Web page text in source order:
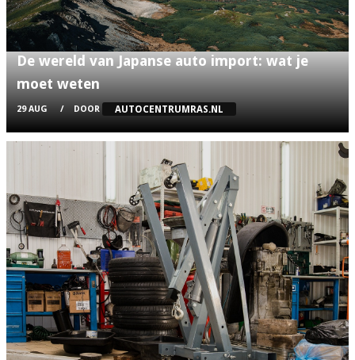
De wereld van Japanse auto import: wat je
moet weten
29 AUG DOOR AUTOCENTRUMRAS.NL